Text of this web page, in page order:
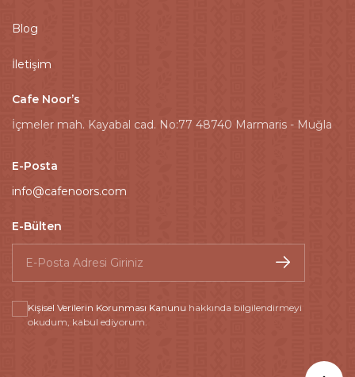
Blog
İletişim
Cafe Noor’s
İçmeler mah. Kayabal cad. No:77 48740 Marmaris - Muğla
E-Posta
info@cafenoors.com
E-Bülten
Kişisel Verilerin Korunması Kanunu hakkında bilgilendirmeyi
okudum, kabul ediyorum.